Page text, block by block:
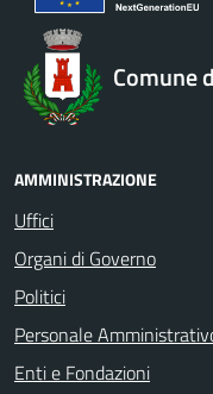
Comune
AMMINISTRAZIONE
Uffici
Organi di Governo
Politici
Personale
Enti e Fondazioni